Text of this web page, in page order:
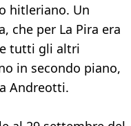
hitleriano. Un
che per La Pira era
tutti gli altri
in secondo piano,
Andreotti.